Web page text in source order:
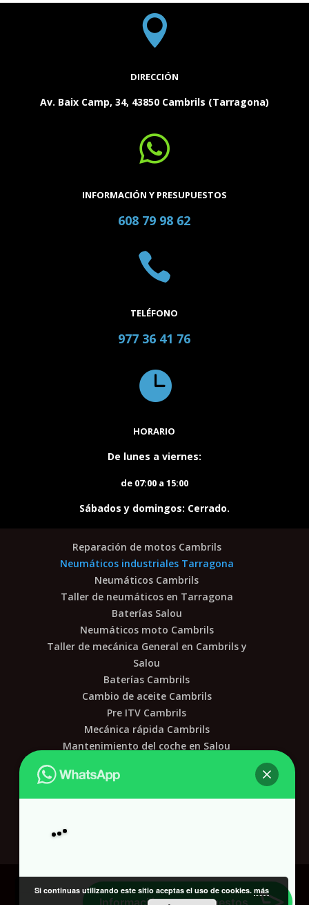

DIRECCIÓN
Av. Baix Camp, 34, 43850 Cambrils (Tarragona)

INFORMACIÓN Y PRESUPUESTOS
608 79 98 62

TELÉFONO
977 36 41 76

HORARIO
De lunes a viernes:
de 07:00 a 15:00
Sábados y domingos: Cerrado.
Reparación de motos Cambrils
Neumáticos industriales Tarragona
Neumáticos Cambrils
Taller de neumáticos en Tarragona
Baterías Salou
Neumáticos moto Cambrils
Taller de mecánica General en Cambrils y
Salou
Baterías Cambrils
Cambio de aceite Cambrils
Pre ITV Cambrils
Mecánica rápida Cambrils
Mantenimiento del coche en Salou
Taller mecánico en cambrils
Neumáticos para patinetes en Cambrils
Información y presupuestos
Si continuas utilizando este sitio aceptas el uso de cookies.más